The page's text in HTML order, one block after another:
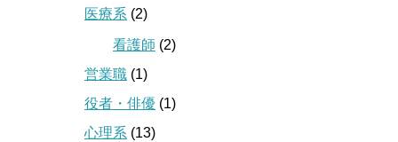
医療系 (2)
看護師 (2)
営業職 (1)
役者・俳優 (1)
心理系 (13)